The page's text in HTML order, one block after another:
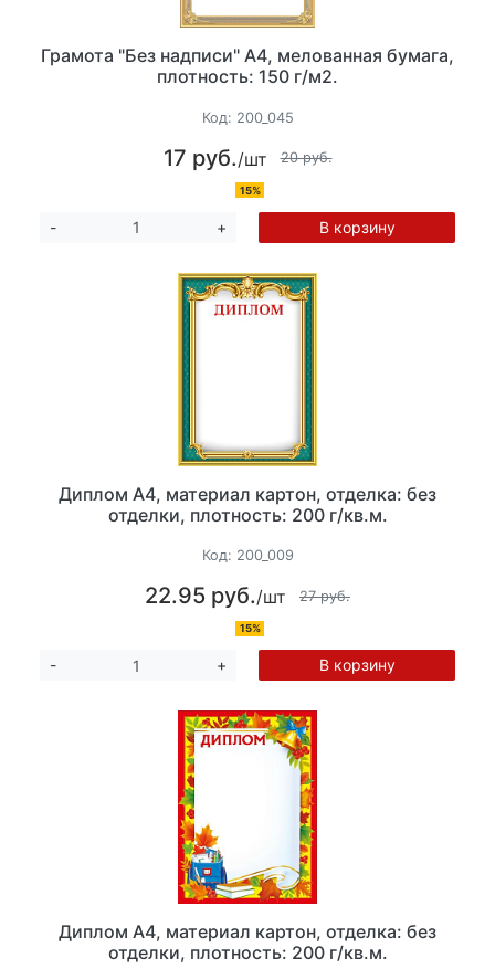
Грамота "Без надписи" А4, мелованная бумага,
плотность: 150 г/м2.
Код: 200_045
17 руб./шт 20 руб.
15%
- + В корзину
Диплом А4, материал картон, отделка: без
отделки, плотность: 200 г/кв.м.
Код: 200_009
22.95 руб./шт 27 руб.
15%
- + В корзину
Диплом А4, материал картон, отделка: без
отделки, плотность: 200 г/кв.м.